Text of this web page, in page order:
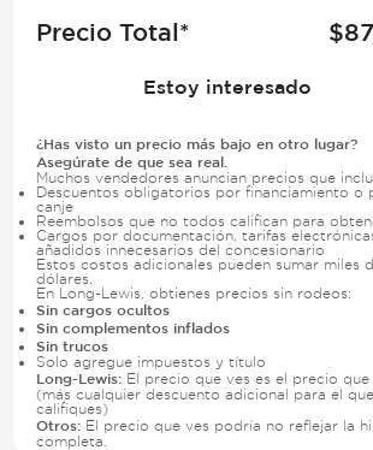
Precio Total* $
Estoy interesado
¿Has visto un precio más bajo en otro lugar?
Asegúrate de que sea real.
Muchos vendedores anuncian precios que
Descuentos obligatorios por financiamiento o
canje
Reembolsos que no todos califican para
Cargos por documentación, tarifas
añadidos innecesarios del concesionario
Estos costos adicionales pueden sumar miles
dólares.
En Long-Lewis, obtienes precios sin rodeos:
Sin cargos ocultos
Sin complementos inflados
Sin trucos
Solo agregue impuestos y título
Long-Lewis: El precio que ves es el precio que
(más cualquier descuento adicional para el que
califiques)
Otros: El precio que ves podría no reflejar la
completa.